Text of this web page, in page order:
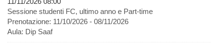
Sessione studenti FC, ultimo anno e Part-time
Prenotazione: 11/10/2026 - 08/11/2026
Aula: Dip Saaf